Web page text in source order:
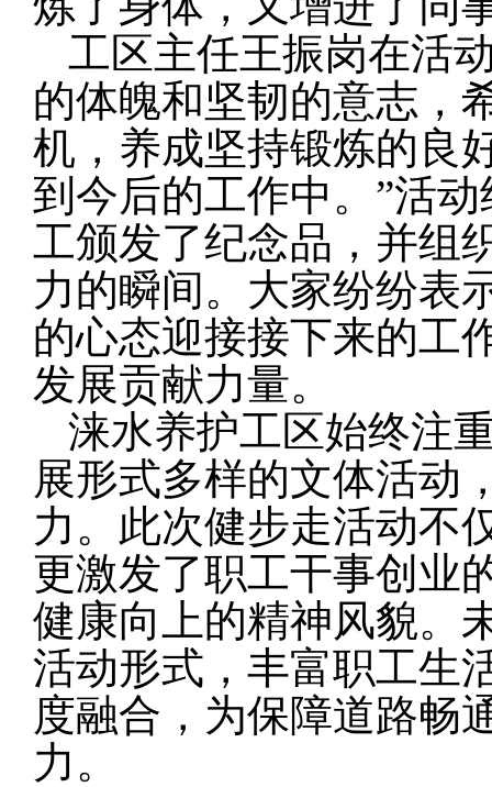
工区主任王振岗在活
的体魄和坚韧的意志，
机，养成坚持锻炼的良
到今后的工作中。”活
工颁发了纪念品，并组
力的瞬间。大家纷纷表
的心态迎接接下来的工
发展贡献力量。
涞水养护工区始终注
展形式多样的文体活动
力。此次健步走活动不
更激发了职工干事创业
健康向上的精神风貌。
活动形式，丰富职工生
度融合，为保障道路畅
力。